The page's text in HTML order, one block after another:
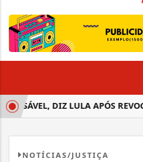
DIZ LULA APÓS
NOTÍCIAS/JUSTIÇA